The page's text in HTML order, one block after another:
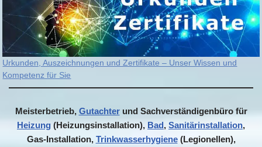
Urkunden, Auszeichnungen und Zertifikate – Unser Wissen und
Kompetenz für Sie
Meisterbetrieb, Gutachterund Sachverständigenbüro für
Heizung (Heizungsinstallation), Bad, Sanitärinstallation,
Gas-Installation, Trinkwasserhygiene(Legionellen),